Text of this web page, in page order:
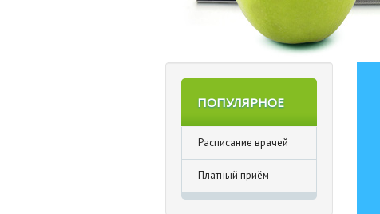
ПОПУЛЯРНОЕ
Расписание врачей
Платный приём